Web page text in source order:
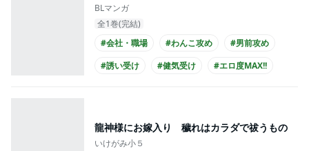
BLマンガ
全1巻(完結)
#会社・職場
#わんこ攻め
#男前攻め
#誘い受け
#健気受け
#エロ度MAX!!
龍神様にお嫁入り 穢れはカラダで祓うもの
いけがみ小５